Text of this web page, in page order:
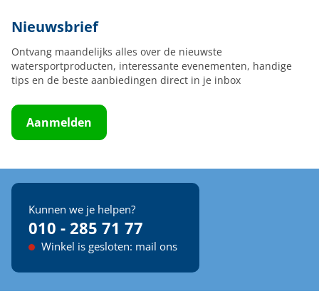
Nieuwsbrief
Ontvang maandelijks alles over de nieuwste
watersportproducten, interessante evenementen, handige
tips en de beste aanbiedingen direct in je inbox
Aanmelden
Kunnen we je helpen?
010 - 285 71 77
Winkel is gesloten: mail ons